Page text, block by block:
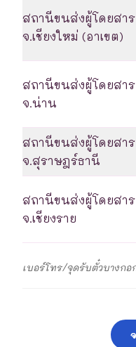
สถานีขนส่งผู้โดยสาร
จ.เชียงใหม่ (อาเขต)
สถานีขนส่งผู้โดยสาร
จ.น่าน
สถานีขนส่งผู้โดยสาร
จ.สุราษฎร์ธานี
สถานีขนส่งผู้โดยสาร
จ.เชียงราย
เบอร์โทร/จุดรับตั๋วบางกอ